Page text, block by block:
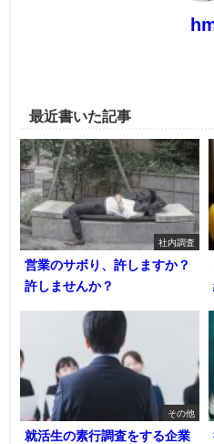
最近書いた記事
社内調査
営業のサボり、許しますか？
許しませんか？
その他
就活生の素行調査をする企業